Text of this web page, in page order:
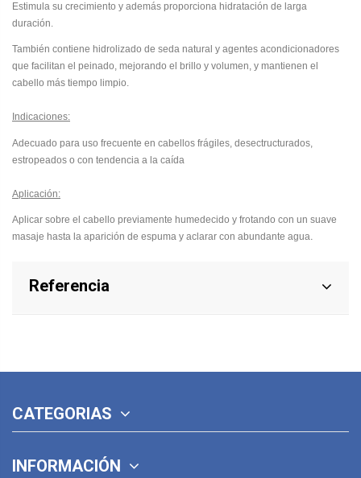
Estimula su crecimiento y además proporciona hidratación de larga
duración.
También contiene hidrolizado de seda natural y agentes acondicionadores
que facilitan el peinado, mejorando el brillo y volumen, y mantienen el
cabello más tiempo limpio.
Indicaciones:
Adecuado para uso frecuente en cabellos frágiles, desectructurados
estropeados o con tendencia a la caída
Aplicación:
Aplicar sobre el cabello previamente humedecido y frotando con un suave
masaje hasta la aparición de espuma y aclarar con abundante agua
Referencia
CATEGORIAS
INFORMACIÓN